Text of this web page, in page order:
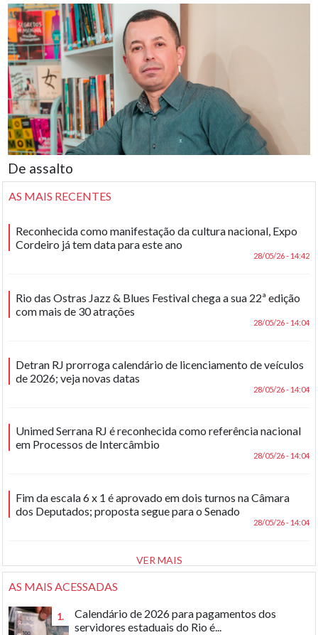
De assalto
AS MAIS RECENTES
Reconhecida como manifestação da cultura nacional, Expo
Cordeiro já tem data para este ano
28/05/26 - 14:42
Rio das Ostras Jazz & Blues Festival chega a sua 22ª edição
com mais de 30 atrações
28/05/26 - 14:04
Detran RJ prorroga calendário de licenciamento de veículos
de 2026; veja novas datas
28/05/26 - 14:04
Unimed Serrana RJ é reconhecida como referência nacional
em Processos de Intercâmbio
28/05/26 - 14:04
Fim da escala 6 x 1 é aprovado em dois turnos na Câmara
dos Deputados; proposta segue para o Senado
28/05/26 - 14:04
VER MAIS
AS MAIS ACESSADAS
1.
Calendário de 2026 para pagamentos dos
servidores estaduais do Rio é...